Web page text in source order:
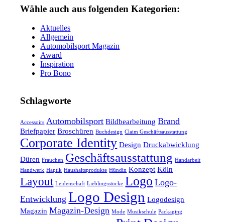
Wähle auch aus folgenden Kategorien:
Aktuelles
Allgemein
Automobilsport Magazin
Award
Inspiration
Pro Bono
Schlagworte
Accessoirs Automobilsport Bildbearbeitung Brand
Briefpapier Broschüren Buchdesign Claim Geschäftsausstattung
Corporate Identity Design Druckabwicklung
Düren Frauchen Geschäftsausstattung Handarbeit
Handwerk Haptik Haushaltsprodukte Hündin Konzept Köln
Layout Leidenschaft Lieblingsstücke Logo Logo-
Entwicklung Logo Design Logodesign
Magazin Magazin-Design Mode Musikschule Packaging